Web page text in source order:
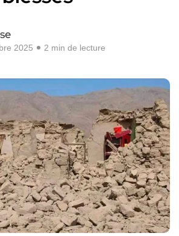
2025 2 min de lecture